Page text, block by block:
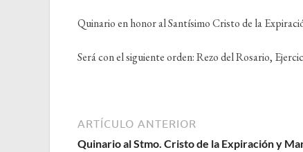
Quinario en honor al Santísimo Cristo de la
Será con el siguiente orden: Rezo del Rosario,
ARTÍCULO ANTERIOR
Quinario al Stmo. Cristo de la Expiración y